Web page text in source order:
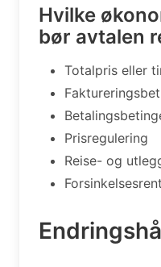
Hvilke
bør avtalen
Totalpris eller
Prisregulering
Reise- og